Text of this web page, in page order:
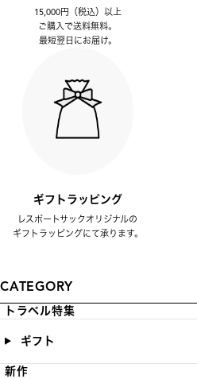
15,000円（税込）以上
ご購入で送料無料。
最短翌日にお届け。
ギフトラッピング
レスポートサックオリジナルの
ギフトラッピングにて承ります。
CATEGORY
トラベル特集
ギフト
新作